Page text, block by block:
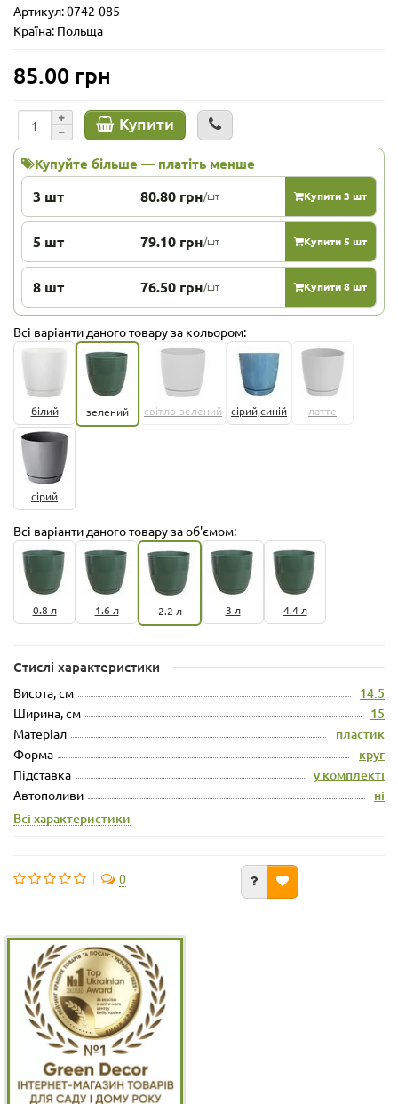
Артикул: 0742-085
Країна: Польща
85.00 грн
Купити
Купуйте більше — платіть менше
3 шт 80.80 грн/шт Купити 3 шт
5 шт 79.10 грн/шт Купити 5 шт
8 шт 76.50 грн/шт Купити 8 шт
Всі варіанти даного товару за кольором:
білий зелений світло-зелений сірий,синій латте
сірий
Всі варіанти даного товару за об'ємом:
0.8 л 1.6 л 2.2 л 3 л 4.4 л
Стислі характеристики
Висота, см 14.5
Ширина, см 15
Матеріал пластик
Форма круг
Підставка у комплекті
Автополиви
ні
Всі характеристики
0